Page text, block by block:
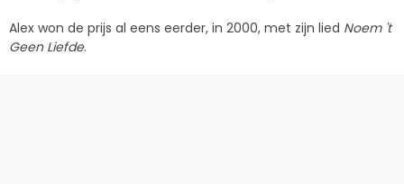
Alex won de prijs al eens eerder, in 2000, met zijn lied Noem 't
Geen Liefde.